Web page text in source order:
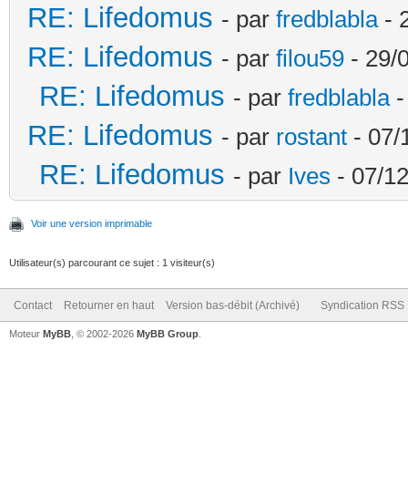
RE: Lifedomus - par fredblabla-
RE: Lifedomus - par filou59 - 29/
RE: Lifedomus - par fredblabla-
RE: Lifedomus - par rostant - 07/
RE: Lifedomus - par Ives - 07/
Voir une version imprimable
Utilisateur(s) parcourant ce sujet : 1 visiteur(s)
Contact Retourner en haut Version bas-débit (Archivé) Syndication RSS
Moteur MyBB , © 2002-2026 MyBB Group